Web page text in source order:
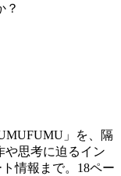
？
」を、隔
や思考に迫るイン
情報まで。18ペー